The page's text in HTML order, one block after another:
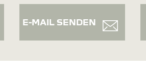
E-MAIL SENDEN